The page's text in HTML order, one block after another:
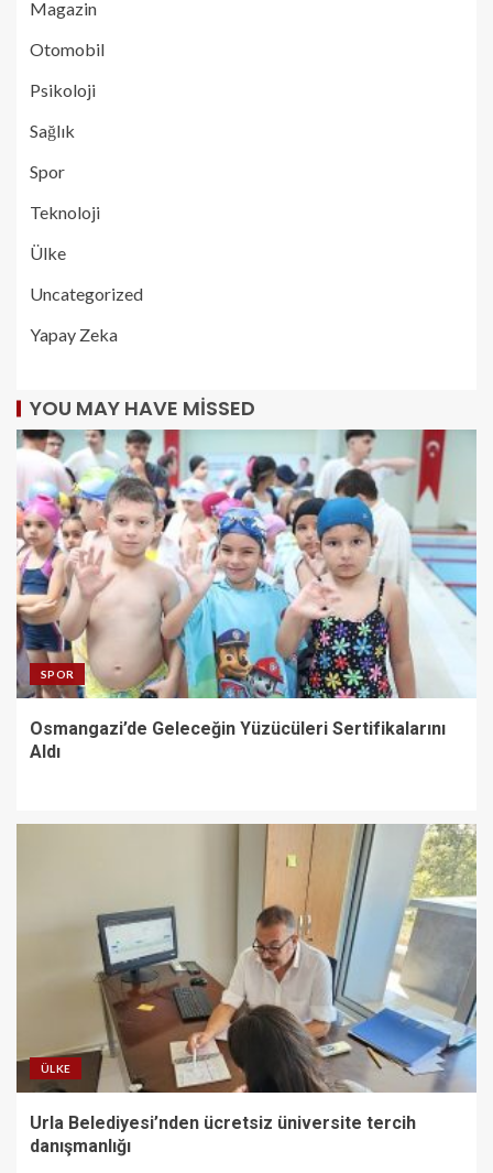
Magazin
Otomobil
Psikoloji
Sağlık
Spor
Teknoloji
Ülke
Uncategorized
Yapay Zeka
YOU MAY HAVE MISSED
SPOR
Osmangazi’de Geleceğin Yüzücüleri Sertifikalarını
Aldı
ÜLKE
Urla Belediyesi’nden ücretsiz üniversite tercih
danışmanlığı